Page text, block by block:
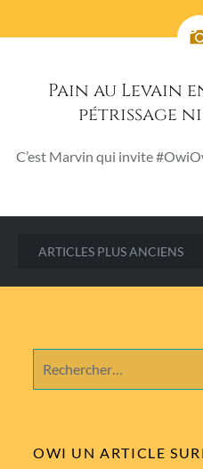
Pain au Levain
pétrissage
C’est Marvin qui invite
Navigation
des
ARTICLES PLUS ANCIENS
OWI UN ARTICLE